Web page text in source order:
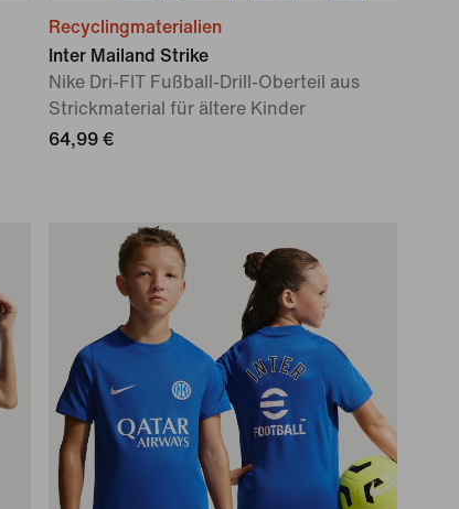
Recyclingmaterialien
Inter Mailand Strike
Nike Dri-FIT Fußball-Drill-Oberteil aus
Strickmaterial für ältere Kinder
64,99 €